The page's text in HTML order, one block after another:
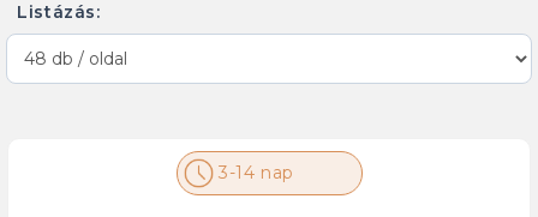
Listázás:
3-14 nap